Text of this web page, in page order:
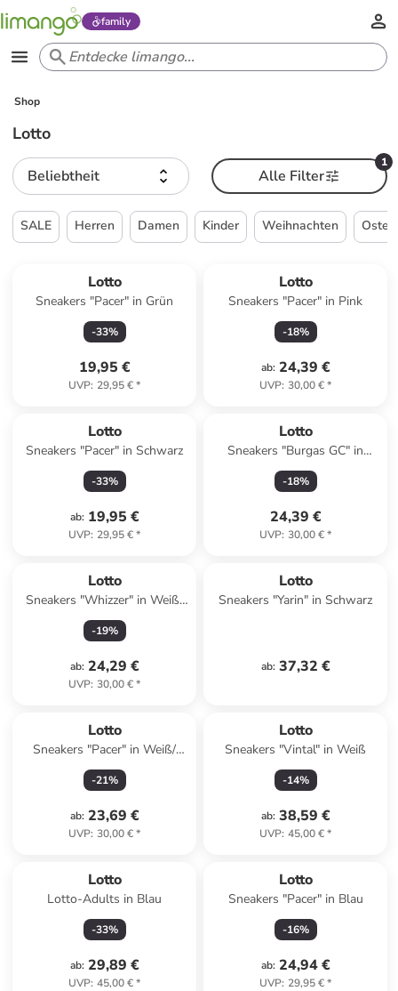
family
Shop
Lotto
Beliebtheit
1
Alle Filter
SALE Herren Damen Kinder Weihnachten
Lotto
Sneakers "Pacer" in Grün
-33%
19,95 €
UVP: 29,95 €*
Lotto
Sneakers "Pacer" in Pink
-18%
ab: 24,39 €
UVP: 30,00 €*
Lotto
Sneakers "Pacer" in Schwarz
-33%
ab: 19,95 €
UVP: 29,95 €*
Lotto
Sneakers "Burgas GC" in
Weiß/ Schwarz
-18%
24,39 €
UVP: 30,00 €*
Lotto
Sneakers "Whizzer" in Weiß/
Rosa
-19%
ab: 24,29 €
UVP: 30,00 €*
Lotto
Sneakers "Yarin" in Schwarz
ab: 37,32 €
Lotto
Sneakers "Pacer" in Weiß/
Schwarz
-21%
ab: 23,69 €
UVP: 30,00 €*
Lotto
Sneakers "Vintal" in Weiß
-14%
ab: 38,59 €
UVP: 45,00 €*
Lotto
Lotto-Adults in Blau
-33%
ab: 29,89 €
UVP: 45,00 €*
Lotto
Sneakers "Pacer" in Blau
-16%
ab: 24,94 €
UVP: 29,95 €*